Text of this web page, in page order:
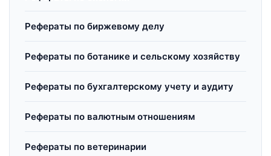
Рефераты по биржевому делу
Рефераты по ботанике и сельскому хозяйству
Рефераты по бухгалтерскому учету и аудиту
Рефераты по валютным отношениям
Рефераты по ветеринарии